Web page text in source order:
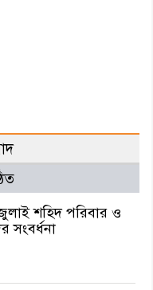
শহিদ পরিবার ও
সংবর্ধনা